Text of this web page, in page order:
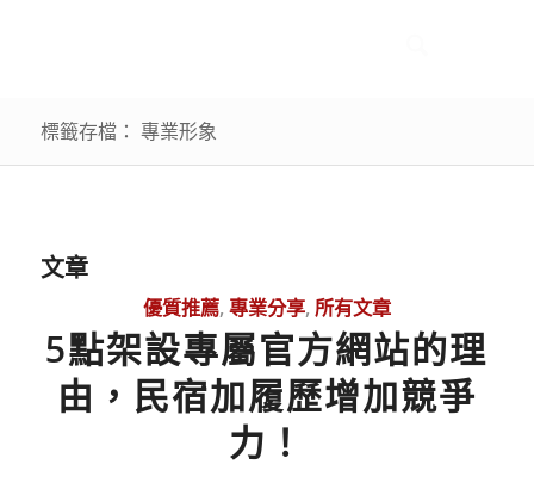
標籤存檔： 專業形象
文章
優質推薦, 專業分享, 所有文章
5點架設專屬官方網站的理
由，民宿加履歷增加競爭
力！